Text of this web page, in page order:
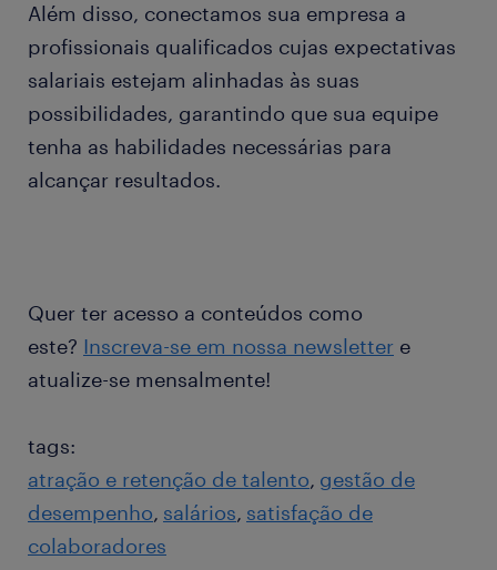
Além disso, conectamos sua empresa a
profissionais qualificados cujas expectativas
salariais estejam alinhadas às suas
possibilidades, garantindo que sua equipe
tenha as habilidades necessárias para
alcançar resultados.
Quer ter acesso a conteúdos como
este? Inscreva-se em nossa newsletter e
atualize-se mensalmente!
tags:
atração e retenção de talento gestão de
desempenho salários satisfação de
colaboradores